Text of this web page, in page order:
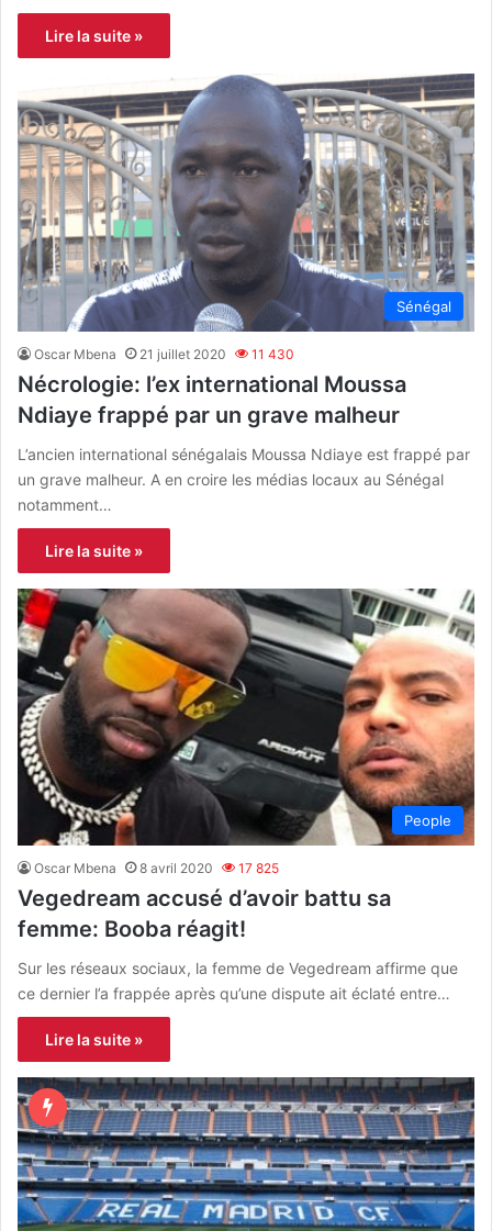
Lire la suite »
Sénégal
Oscar Mbena 21 juillet 2020 11 430
Nécrologie: l’ex international Moussa
Ndiaye frappé par un grave malheur
L’ancien international sénégalais Moussa Ndiaye est frappé par
un grave malheur. A en croire les médias locaux au Sénégal
notamment…
Lire la suite »
People
Oscar Mbena 8 avril 2020 17 825
Vegedream accusé d’avoir battu sa
femme: Booba réagit!
Sur les réseaux sociaux, la femme de Vegedream affirme que
ce dernier l’a frappée après qu’une dispute ait éclaté entre…
Lire la suite »